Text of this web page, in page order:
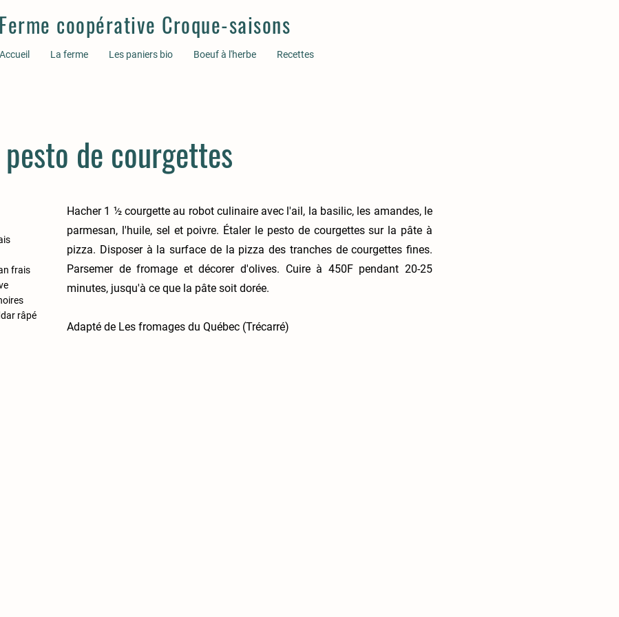
Ferme coopérative Croque-saisons
Accueil La ferme Les paniers bio Boeuf à l'herbe Recettes
de courgettes
frais
râpé
Hacher 1 ½ courgette au robot culinaire avec l'ail, la basilic, les amandes, le
parmesan, l'huile, sel et poivre. Étaler le pesto de courgettes sur la pâte à
pizza. Disposer à la surface de la pizza des tranches de courgettes fines.
Parsemer de fromage et décorer d'olives. Cuire à 450F pendant 20-25
minutes, jusqu'à ce que la pâte soit dorée.
Adapté de Les fromages du Québec (Trécarré)